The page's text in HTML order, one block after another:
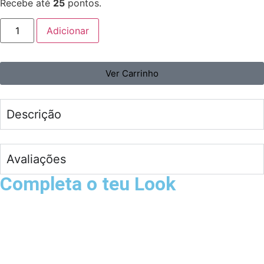
Recebe até 25 pontos.
Adicionar
Ver Carrinho
Descrição
Avaliações
Completa o teu Look